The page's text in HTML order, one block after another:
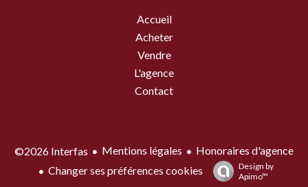
Accueil
Acheter
Vendre
L'agence
Contact
©2026 Interfas Mentions légales
Honoraires d'agence
Changer ses préférences cookies
Design by
Apimo™